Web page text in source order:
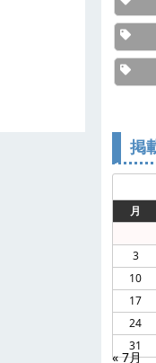
掲
月
3
10
17
24
31
« 7月